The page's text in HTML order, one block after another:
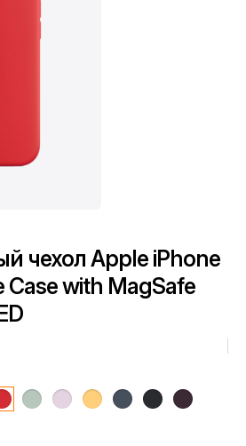
чехол Apple iPhone
Case with MagSafe